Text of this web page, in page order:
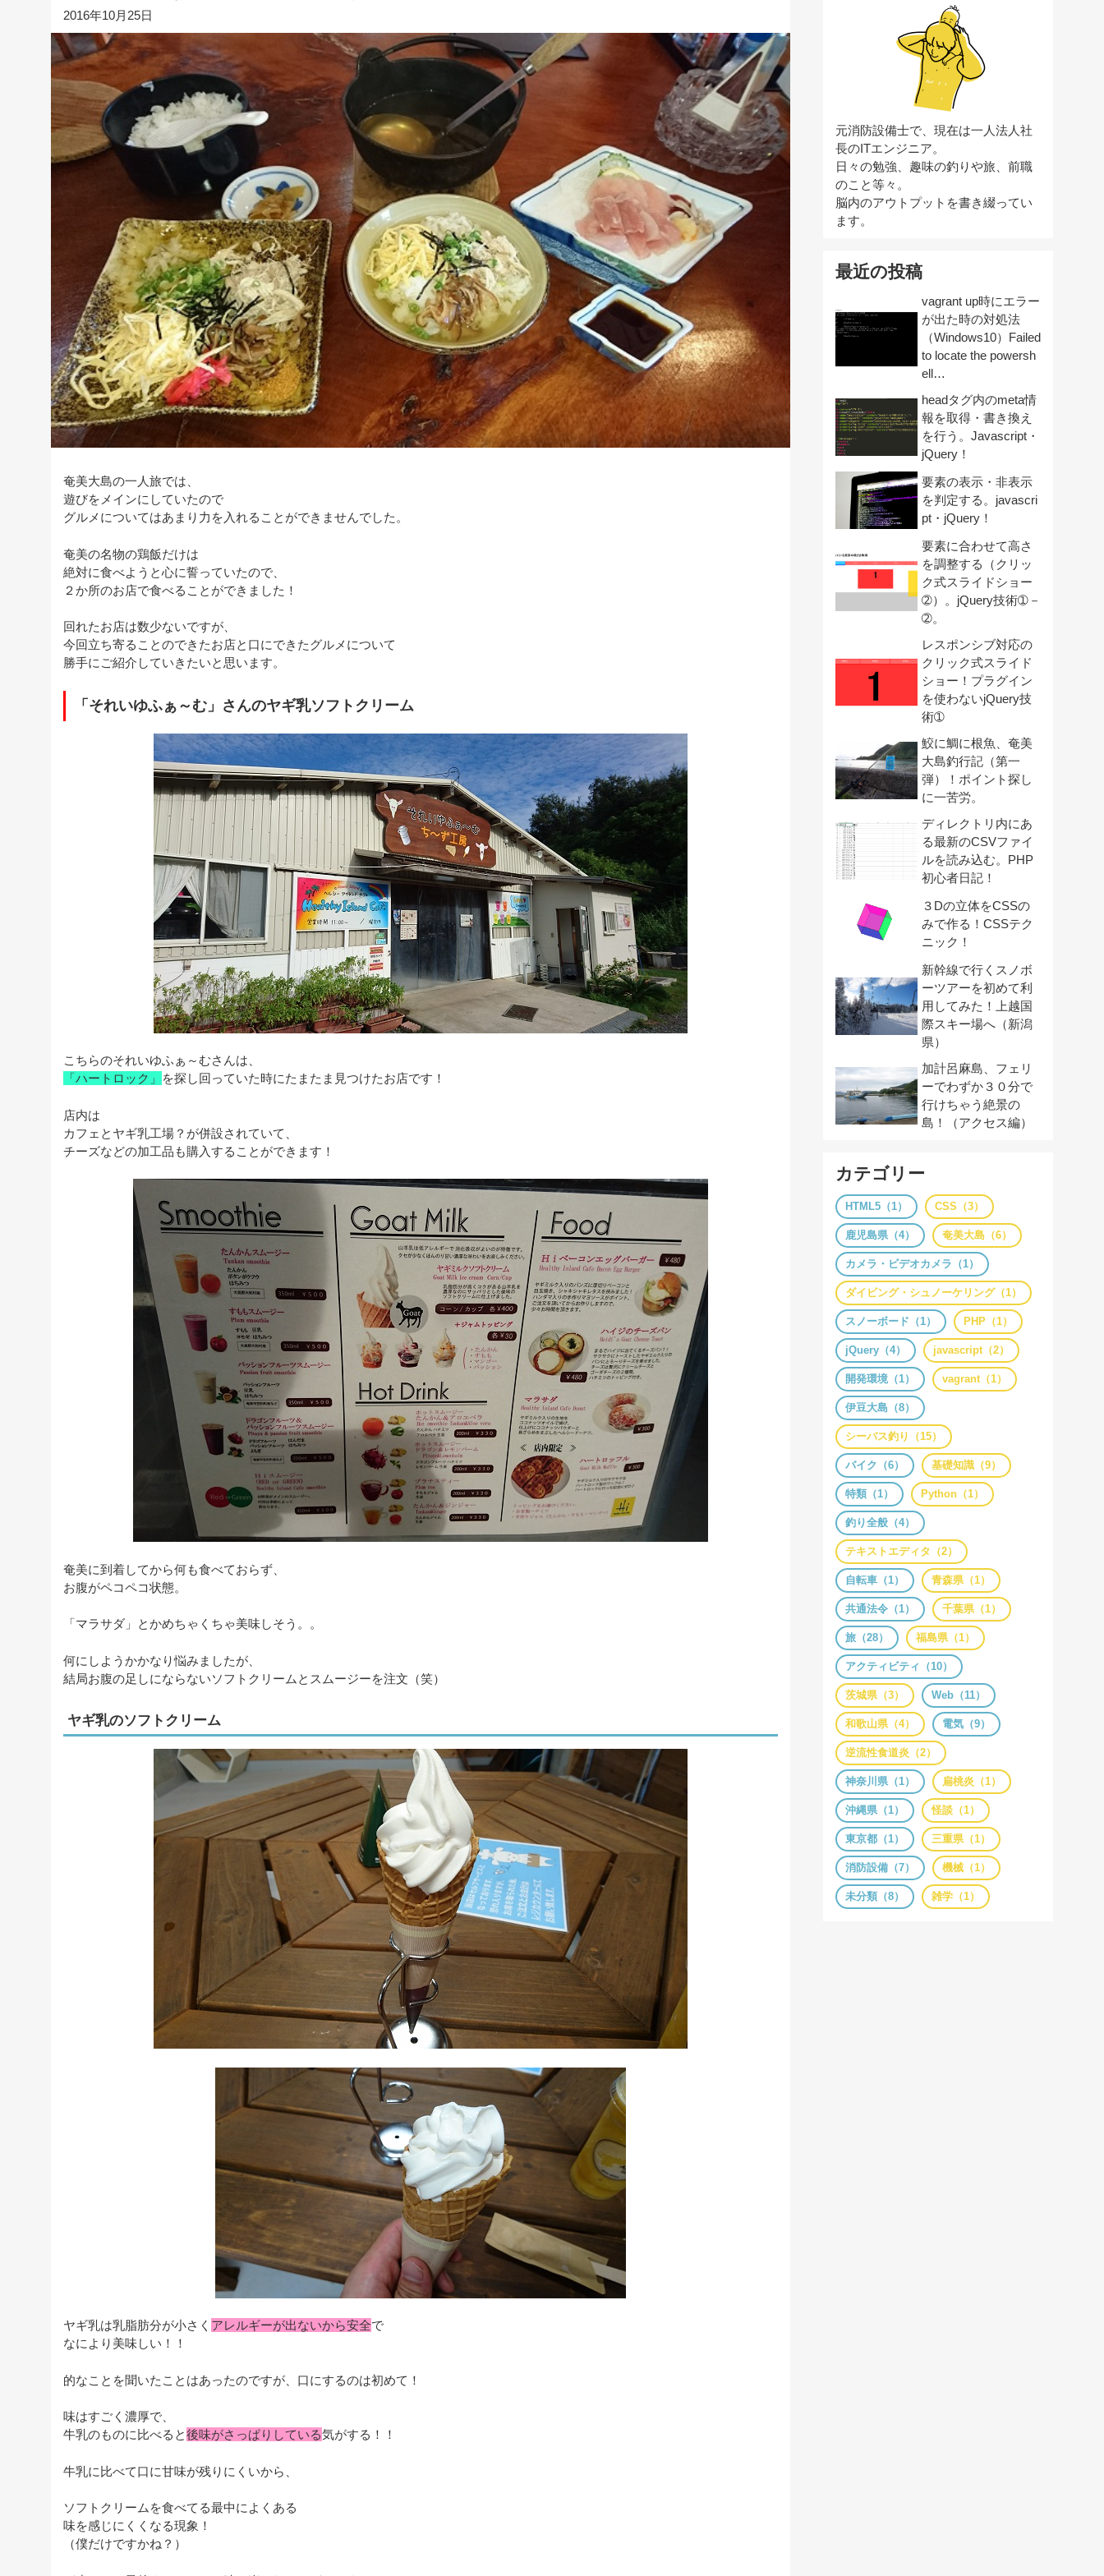
2016年10月25日
奄美大島の一人旅では、
遊びをメインにしていたので
グルメについてはあまり力を入れることができませんでした。
奄美の名物の鶏飯だけは
絶対に食べようと心に誓っていたので、
２か所のお店で食べることができました！
回れたお店は数少ないですが、
今回立ち寄ることのできたお店と口にできたグルメについて
勝手にご紹介していきたいと思います。
「それいゆふぁ～む」さんのヤギ乳ソフトクリーム
こちらのそれいゆふぁ～むさんは、
「ハートロック」
を探し回っていた時にたまたま見つけたお店です！
店内は
カフェとヤギ乳工場？が併設されていて、
チーズなどの加工品も購入することができます！
奄美に到着してから何も食べておらず、
お腹がペコペコ状態。
「マラサダ」とかめちゃくちゃ美味しそう。。
何にしようかかなり悩みましたが、
結局お腹の足しにならないソフトクリームとスムージーを注文（笑）
ヤギ乳のソフトクリーム
ヤギ乳は乳脂肪分が小さく アレルギーが出ないから安全で
なにより美味しい！！
的なことを聞いたことはあったのですが、口にするのは初めて！
味はすごく濃厚で、
牛乳のものに比べると後味がさっぱりしている気がする！！
牛乳に比べて口に甘味が残りにくいから、
ソフトクリームを食べてる最中によくある
味を感じにくくなる現象！
（僕だけですかね？）
元消防設備士で、現在は一人法人社
長のITエンジニア。
日々の勉強、趣味の釣りや旅、前職
のこと等々。
脳内のアウトプットを書き綴ってい
ます。
最近の投稿
vagrant up時にエラー
が出た時の対処法
（Windows10）Failed
to locate the powersh
ell…
headタグ内のmeta情
報を取得・書き換え
を行う。Javascript・
jQuery！
要素の表示・非表示
を判定する。javascri
pt・jQuery！
要素に合わせて高さ
を調整する（クリッ
ク式スライドショー
➁）。jQuery技術➀－
➁。
レスポンシブ対応の
クリック式スライド
ショー！プラグイン
を使わないjQuery技
術➀
鮫に鯛に根魚、奄美
大島釣行記（第一
弾）！ポイント探し
に一苦労。
ディレクトリ内にあ
る最新のCSVファイ
ルを読み込む。PHP
初心者日記！
３Dの立体をCSSの
みで作る！CSSテク
ニック！
新幹線で行くスノボ
ーツアーを初めて利
用してみた！上越国
際スキー場へ（新潟
県）
加計呂麻島、フェリ
ーでわずか３０分で
行けちゃう絶景の
島！（アクセス編）
カテゴリー
HTML5（1） CSS（3）
鹿児島県（4） 奄美大島（6）
カメラ・ビデオカメラ（1）
ダイビング・シュノーケリング（1）
スノーボード（1） PHP（1）
jQuery（4） javascript（2）
開発環境（1） vagrant（1）
伊豆大島（8）
シーバス釣り（15）
バイク（6） 基礎知識（9）
特類（1） Python（1）
釣り全般（4）
テキストエディタ（2）
自転車（1） 青森県（1）
共通法令（1） 千葉県（1）
旅（28） 福島県（1）
アクティビティ（10）
茨城県（3） Web（11）
和歌山県（4） 電気（9）
逆流性食道炎（2）
神奈川県（1） 扁桃炎（1）
沖縄県（1） 怪談（1）
東京都（1） 三重県（1）
消防設備（7） 機械（1）
未分類（8） 雑学（1）